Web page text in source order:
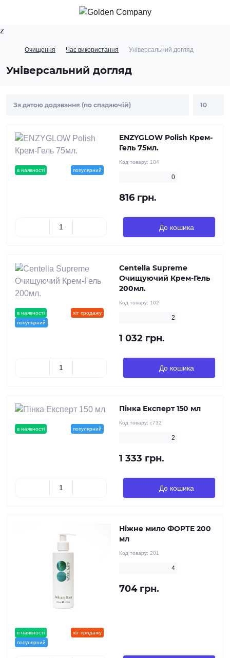
z
Очищення Час використання Універсальний догляд
Універсальний догляд
в наявності популярний
ENZYGLOW Polish Крем-
Гель 75мл.
Код товару: 104
0
816 грн.
До кошика
в наявності
хіт продажу
популярний
Centella Supreme
Очищуючий Крем-Гель
200мл.
Код товару: 102
2
1 032 грн.
До кошика
в наявності популярний
Пінка Експерт 150 мл
Код товару: c732
2
1 333 грн.
До кошика
в наявності
хіт продажу
популярний
Ніжне мило ФОРТЕ 200
мл
Код товару: 201
4
704 грн.